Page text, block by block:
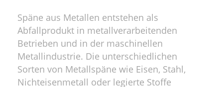
Späne aus Metallen entstehen als
Abfallprodukt in metallverarbeitenden
Betrieben und in der maschinellen
Metallindustrie. Die unterschiedlichen
Sorten von Metallspäne wie Eisen, Stahl,
Nichteisenmetall oder legierte Stoffe